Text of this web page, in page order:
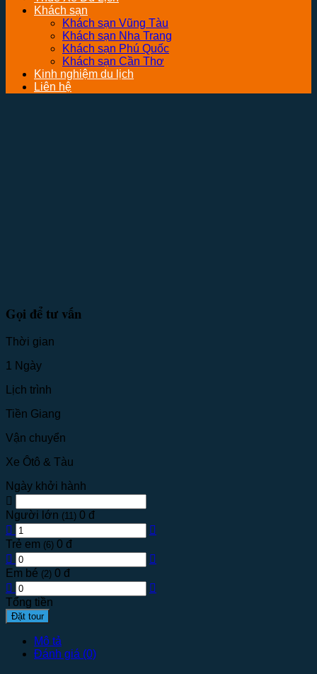
Khách sạn
Khách sạn Vũng Tàu
Khách sạn Nha Trang
Khách sạn Phú Quốc
Khách sạn Cần Thơ
Kinh nghiệm du lịch
Liên hệ
Gọi để tư vấn
Thời gian
1 Ngày
Lịch trình
Tiền Giang
Vận chuyển
Xe Ôtô & Tàu
Ngày khởi hành
Người lớn (11) 0 đ
Trẻ em (6) 0 đ
Em bé (2) 0 đ
Tổng tiền
Đặt tour
Mô tả
Đánh giá (0)